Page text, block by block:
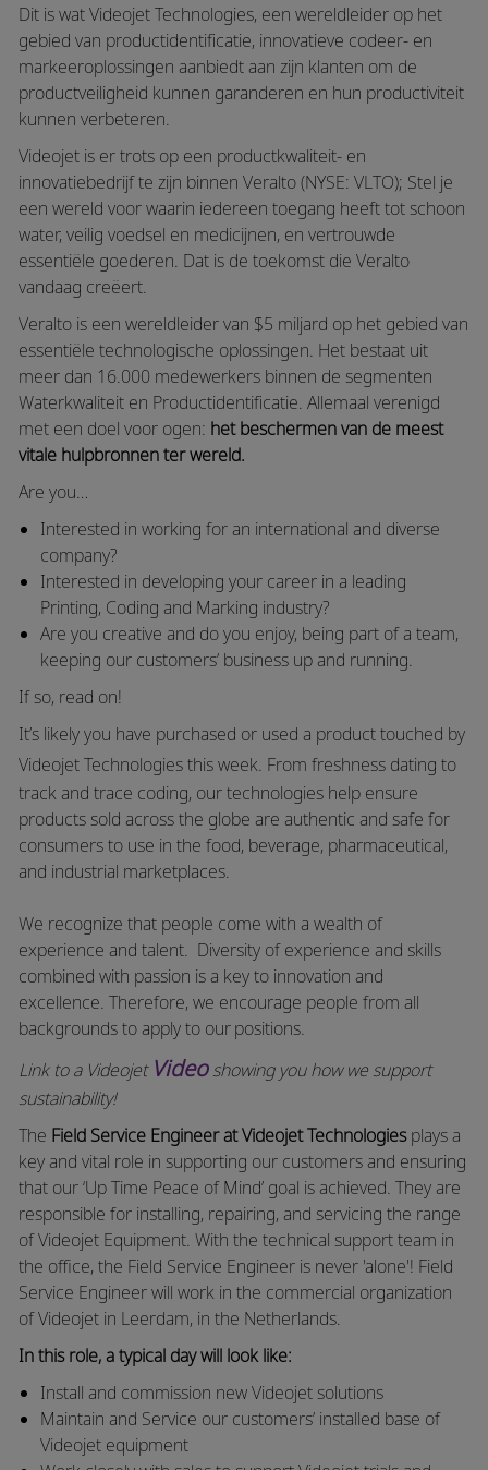
Dit is wat Videojet Technologies, een wereldleider op het
gebied van productidentificatie, innovatieve codeer- en
markeeroplossingen aanbiedt aan zijn klanten om de
productveiligheid kunnen garanderen en hun productiviteit
kunnen verbeteren.
Videojet is er trots op een productkwaliteit- en
innovatiebedrijf te zijn binnen Veralto (NYSE: VLTO); Stel je
een wereld voor waarin iedereen toegang heeft tot schoon
water, veilig voedsel en medicijnen, en vertrouwde
essentiële goederen. Dat is de toekomst die Veralto
vandaag creëert.
Veralto is een wereldleider van $5 miljard op het gebied van
essentiële technologische oplossingen. Het bestaat uit
meer dan 16.000 medewerkers binnen de segmenten
Waterkwaliteit en Productidentificatie. Allemaal verenigd
met een doel voor ogen: het beschermen van de meest
vitale hulpbronnen ter wereld.
Are you…
Interested in working for an international and diverse
company?
Interested in developing your career in a leading
Printing, Coding and Marking industry?
Are you creative and do you enjoy, being part of a team,
keeping our customers’ business up and running.
If so, read on!
It’s likely you have purchased or used a product touched by
Videojet Technologiesthis week. From freshness dating to
track and trace coding, our technologies help ensure
products sold across the globe are authentic and safe for
consumers to use in the food, beverage, pharmaceutical,
and industrial marketplaces.
We recognize that people come with a wealth of
experience and talent. Diversity of experience and skills
combined with passion is a key to innovation and
excellence. Therefore, we encourage people from all
backgrounds to apply to our positions.
Link to a Videojet Video showing you how we support
sustainability!
The Field Service Engineerat VideojetTechnologiesplays a
key and vital role in supporting our customers and ensuring
that our ‘Up Time Peace of Mind’ goal is achieved. They are
responsible for installing, repairing, and servicing the range
of Videojet Equipment. With the technical support team in
the office, the Field Service Engineer is never 'alone'! Field
Service Engineer will work in the commercial organization
of Videojet in Leerdam, in the Netherlands.
In this role, a typical day will look like:
Install and commission new Videojet solutions
Maintain and Service our customers’ installed base of
Videojet equipment